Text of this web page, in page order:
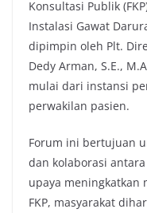
Konsultasi Publik
Instalasi Gawat
dipimpin oleh Plt.
Dedy Arman, S.E.,
mulai dari instansi
perwakilan pasien.
Forum ini bertujuan
dan kolaborasi
upaya meningkatkan
FKP, masyarakat